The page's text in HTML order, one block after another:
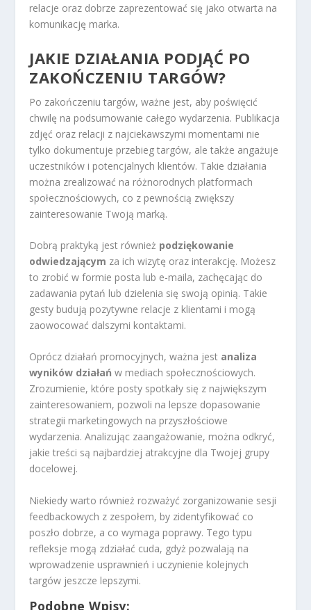
relacje oraz dobrze zaprezentować się jako otwarta na
komunikację marka.
JAKIE DZIAŁANIA PODJĄĆ PO
ZAKOŃCZENIU TARGÓW?
Po zakończeniu targów, ważne jest, aby poświęcić
chwilę na podsumowanie całego wydarzenia. Publikacja
zdjęć oraz relacji z najciekawszymi momentami nie
tylko dokumentuje przebieg targów, ale także angażuje
uczestników i potencjalnych klientów. Takie działania
można zrealizować na różnorodnych platformach
społecznościowych, co z pewnością zwiększy
zainteresowanie Twoją marką.
Dobrą praktyką jest również podziękowanie
odwiedzającym za ich wizytę oraz interakcję. Możesz
to zrobić w formie posta lub e-maila, zachęcając do
zadawania pytań lub dzielenia się swoją opinią. Takie
gesty budują pozytywne relacje z klientami i mogą
zaowocować dalszymi kontaktami.
Oprócz działań promocyjnych, ważna jest analiza
wyników działań w mediach społecznościowych.
Zrozumienie, które posty spotkały się z największym
zainteresowaniem, pozwoli na lepsze dopasowanie
strategii marketingowych na przyszłościowe
wydarzenia. Analizując zaangażowanie, można odkryć,
jakie treści są najbardziej atrakcyjne dla Twojej grupy
docelowej.
Niekiedy warto również rozważyć zorganizowanie sesji
feedbackowych z zespołem, by zidentyfikować co
poszło dobrze, a co wymaga poprawy. Tego typu
refleksje mogą zdziałać cuda, gdyż pozwalają na
wprowadzenie usprawnień i uczynienie kolejnych
targów jeszcze lepszymi.
Podobne Wpisy: